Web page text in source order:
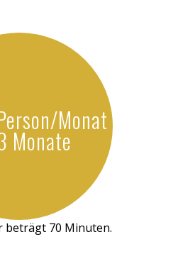
Monat
Monate
beträgt 70 Minuten.